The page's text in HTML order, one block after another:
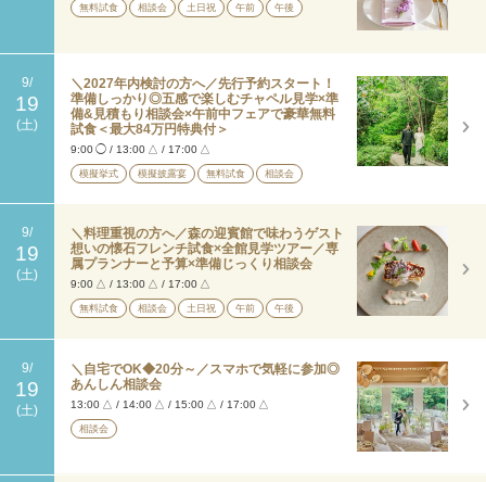
無料試食 相談会 土日祝 午前 午後
9/
19
(土)
＼2027年内検討の方へ／先行予約スタート！
準備しっかり◎五感で楽しむチャペル見学×準
備&見積もり相談会×午前中フェアで豪華無料
試食＜最大84万円特典付＞
9:00◯ / 13:00 △ / 17:00 △
模擬挙式 模擬披露宴 無料試食 相談会
9/
19
(土)
＼料理重視の方へ／森の迎賓館で味わうゲスト
想いの懐石フレンチ試食×全館見学ツアー／専
属プランナーと予算×準備じっくり相談会
9:00 △ / 13:00 △ / 17:00 △
無料試食 相談会 土日祝 午前 午後
9/
19
(土)
＼自宅でOK◆20分～／スマホで気軽に参加◎
あんしん相談会
13:00 △ / 14:00 △ / 15:00 △ / 17:00 △
相談会